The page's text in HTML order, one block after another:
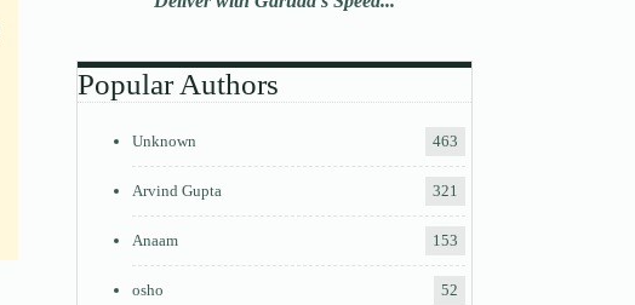
Popular Authors
Unknown 463
Arvind Gupta 321
Anaam 153
osho 52